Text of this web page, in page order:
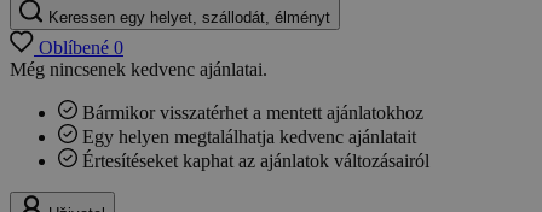
Keressen egy helyet, szállodát, élményt
Oblíbené 0
Még nincsenek kedvenc ajánlatai.
Bármikor visszatérhet a mentett ajánlatokhoz
Egy helyen megtalálhatja kedvenc ajánlatait
Értesítéseket kaphat az ajánlatok változásairól